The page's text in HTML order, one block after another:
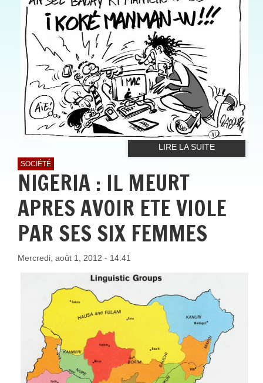
LIRE LA SUITE
SOCIÉTÉ
NIGERIA : IL MEURT
APRES AVOIR ETE VIOLE
PAR SES SIX FEMMES
Mercredi, août 1, 2012 - 14:41